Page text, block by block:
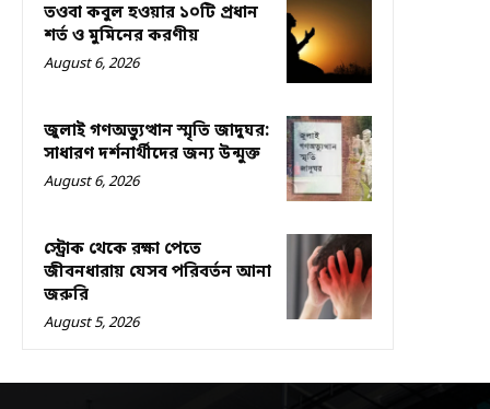
তওবা কবুল হওয়ার ১০টি প্রধান
শর্ত ও মুমিনের করণীয়
August 6, 2026
জুলাই গণঅভ্যুত্থান স্মৃতি জাদুঘর:
সাধারণ দর্শনার্থীদের জন্য উন্মুক্ত
August 6, 2026
স্ট্রোক থেকে রক্ষা পেতে
জীবনধারায় যেসব পরিবর্তন আনা
জরুরি
August 5, 2026